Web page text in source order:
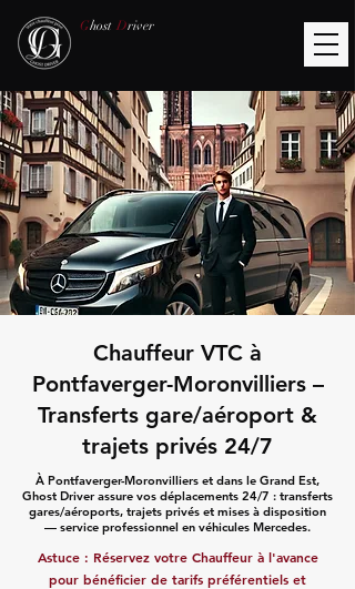
Ghost Driver
Chauffeur VTC à
Pontfaverger-Moronvilliers –
Transferts gare/aéroport &
trajets privés 24/7
À Pontfaverger-Moronvilliers et dans le Grand Est,
Ghost Driver assure vos déplacements 24/7 : transferts
gares/aéroports, trajets privés et mises à disposition
— service professionnel en véhicules Mercedes.
Astuce : Réservez votre Chauffeur à l'avance
pour bénéficier de tarifs préférentiels et